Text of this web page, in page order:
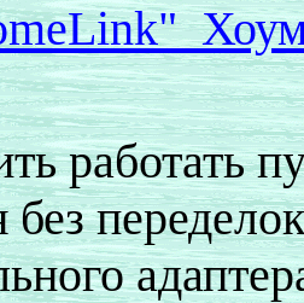
"
работать
без